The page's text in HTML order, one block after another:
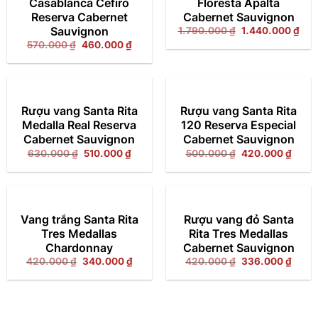
Reserva Cabernet
Sauvignon
570.000₫ Giá
là:
460.000₫Giá
hiện
tại
Cabernet Sauvignon
1.790.000₫ Giá
là:
1.440.000₫Giá
hiện
tại
Rượu vang Santa Rita
Medalla Real Reserva
Cabernet Sauvignon
630.000₫ Giá
là:
510.000₫Giá
hiện
tại
Rượu vang Santa Rita
120 Reserva Especial
Cabernet Sauvignon
500.000₫ Giá
là:
420.000₫Giá
hiện
tại
Vang trắng Santa Rita
Tres Medallas
Chardonnay
420.000₫ Giá
là:
340.000₫Giá
hiện
tại
Rượu vang đỏ Santa
Rita Tres Medallas
Cabernet Sauvignon
420.000₫ Giá
là:
336.000₫Giá
tại